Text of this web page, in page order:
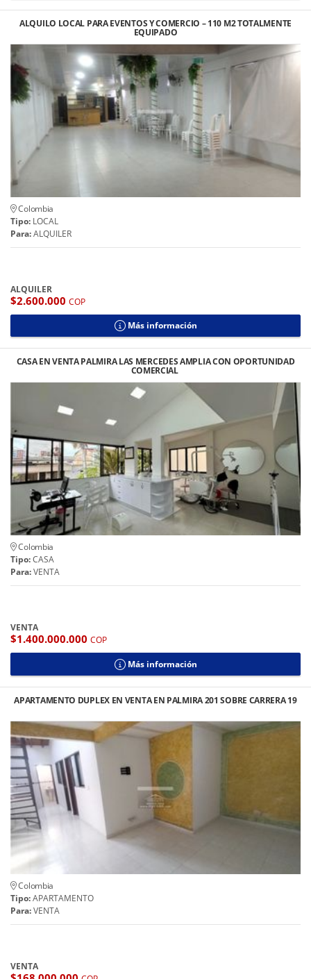
ALQUILO LOCAL PARA EVENTOS Y COMERCIO – 110 M2 TOTALMENTE
EQUIPADO
Colombia
Tipo: LOCAL
Para:ALQUILER
ALQUILER
$2.600.000 COP
Más información
CASA EN VENTA PALMIRA LAS MERCEDES AMPLIA CON OPORTUNIDAD
COMERCIAL
Colombia
Tipo:CASA
Para:VENTA
VENTA
$1.400.000.000 COP
Más información
APARTAMENTO DUPLEX EN VENTA EN PALMIRA 201 SOBRE CARRERA 19
Colombia
Tipo:APARTAMENTO
Para:VENTA
VENTA